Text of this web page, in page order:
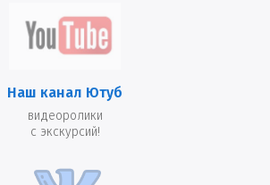
Наш канал Ютуб
видеоролики
с экскурсий!